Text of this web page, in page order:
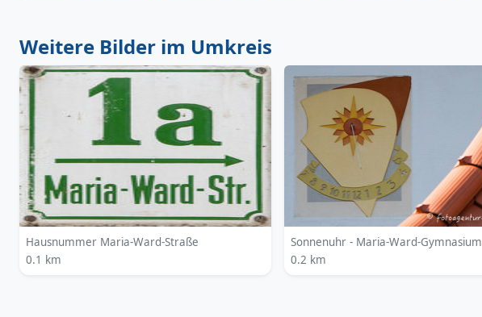
Weitere Bilder im Umkreis
Hausnummer Maria-Ward-Straße
0.1 km
Sonnenuhr - Maria-Ward-Gymnasium
0.2 km